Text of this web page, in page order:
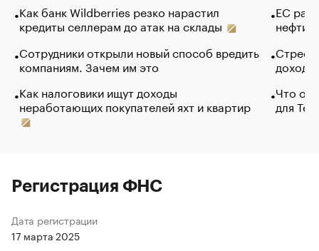
Как банк Wildberries резко нарастил
кредиты селлерам до атак на склады
Сотрудники открыли новый способ вредить
компаниям. Зачем им это
Как налоговики ищут доходы
неработающих покупателей яхт и квартир
ЕС
нефти
Что
для
Регистрация ФНС
Дата регистрации
17 марта 2025